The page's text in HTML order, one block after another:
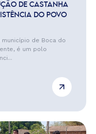
DE CASTANHA
DO POVO
município de Boca do
é um polo